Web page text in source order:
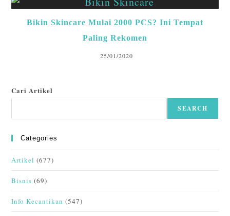
Bikin Skincare Mulai 2000 PCS? Ini Tempat
Paling Rekomen
25/01/2020
Cari Artikel
SEARCH
Categories
Artikel (677)
Bisnis (69)
Info Kecantikan (547)